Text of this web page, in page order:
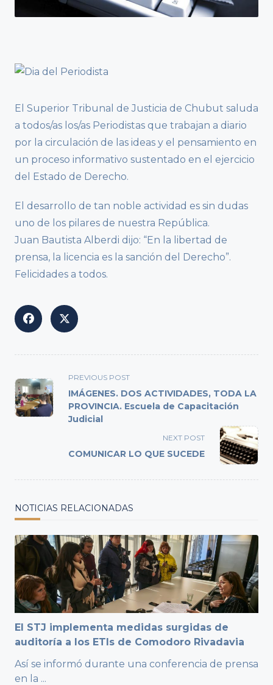
El Superior Tribunal de Justicia de Chubut saluda
a todos/as los/as Periodistas que trabajan a diario
por la circulación de las ideas y el pensamiento en
un proceso informativo sustentado en el ejercicio
del Estado de Derecho.
El desarrollo de tan noble actividad es sin dudas
uno de los pilares de nuestra República.
Juan Bautista Alberdi dijo: “En la libertad de
prensa, la licencia es la sanción del Derecho”.
Felicidades a todos.
<span
class="nav-
subtitle
screen-
text">Page</span>
PREVIOUS POST
IMÁGENES. DOS ACTIVIDADES, TODA LA
PROVINCIA. Escuela de Capacitación
Judicial
NEXT POST
COMUNICAR LO QUE SUCEDE
NOTICIAS RELACIONADAS
El STJ implementa medidas surgidas de
auditoría a los ETIs de Comodoro Rivadavia
Así se informó durante una conferencia de prensa
en la ...